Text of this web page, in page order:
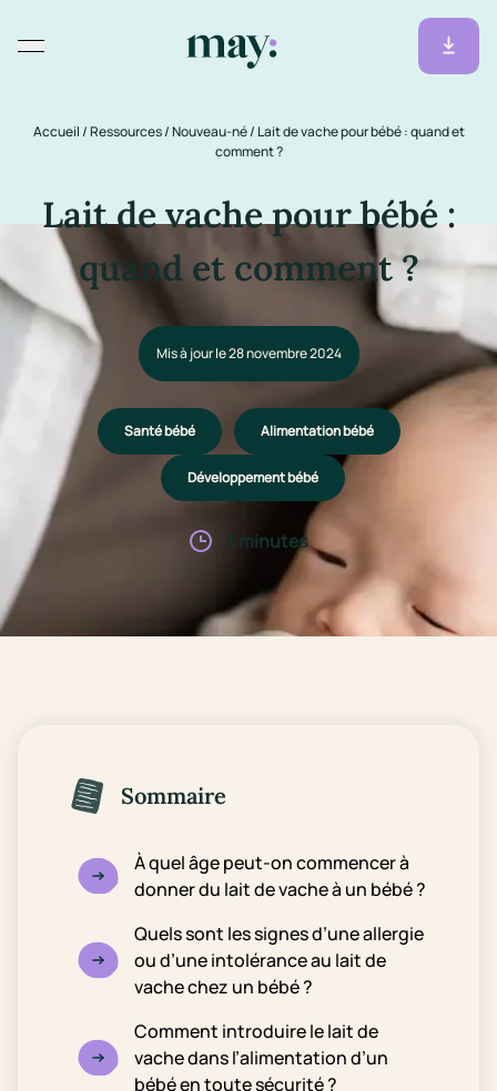
Accueil/Ressources/Nouveau-né/ Lait de vache pour bébé : quand et
comment ?
Lait de vache pour bébé :
quand et comment ?
Mis à jour le 28 novembre 2024
Santé bébé Alimentation bébé
Développement bébé
5 minutes
Sommaire
À quel âge peut-on commencer à
donner du lait de vache à un bébé ?
Quels sont les signes d’une allergie
ou d’une intolérance au lait de
vache chez un bébé ?
Comment introduire le lait de
vache dans l’alimentation d’un
bébé en toute sécurité ?